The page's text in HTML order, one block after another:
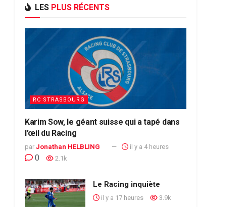
LES PLUS RÉCENTS
RC STRASBOURG
Karim Sow, le géant suisse qui a tapé dans
l’œil du Racing
par Jonathan HELBLING il y a 4 heures
0 2.1k
Le Racing inquiète
il y a 17 heures 3.9k